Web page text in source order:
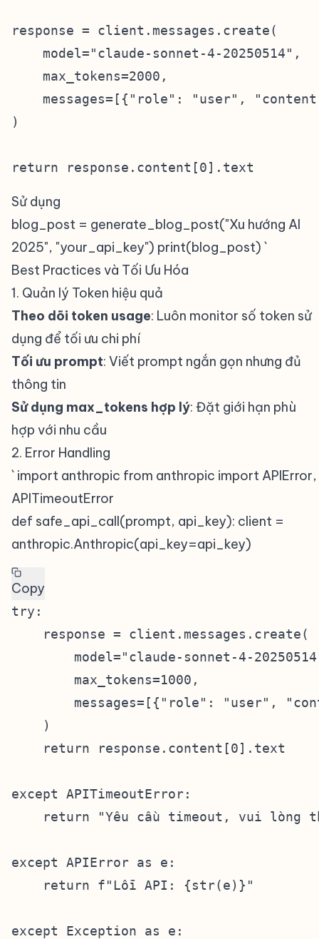
response = client.messages.create(
    model="claude-sonnet-4-20250514",
    max_tokens=2000,
messages=[{"role": "user",
)
Sử dụng
blog_post = generate_blog_post("Xu hướng AI
2025", "your_api_key") print(blog_post) `
Best Practices và Tối Ưu Hóa
1. Quản lý Token hiệu quả
Theo dõi token usage: Luôn monitor số token sử
dụng để tối ưu chi phí
Tối ưu prompt: Viết prompt ngắn gọn nhưng đủ
thông tin
Sử dụng max_tokens hợp lý: Đặt giới hạn phù
hợp với nhu cầu
2. Error Handling
` import anthropic from anthropic import APIError,
APITimeoutError
def safe_api_call(prompt, api_key): client =
anthropic.Anthropic(api_key=api_key)
Copy
try:
    response = client.messages.create(
model="claude-sonnet-4-
        max_tokens=1000,
messages=[{"role": "user",
    )
    return response.content[0].text
except APITimeoutError:
return "Yêu cầu timeout, vui lòng
except APIError as e:
    return f"Lỗi API: {str(e)}"
except Exception as e: